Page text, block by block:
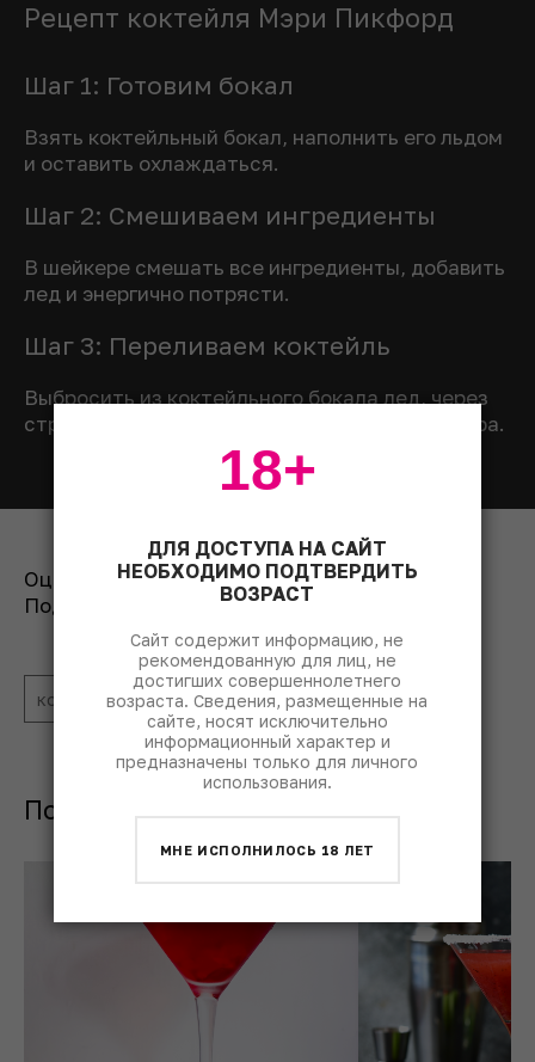
Рецепт коктейля Мэри Пикфорд
Шаг 1: Готовим бокал
Взять коктейльный бокал, наполнить его льдом
и оставить охлаждаться.
Шаг 2: Смешиваем ингредиенты
В шейкере смешать все ингредиенты, добавить
лед и энергично потрясти.
Шаг 3: Переливаем коктейль
Выбросить из коктейльного бокала лед, через
стрейнер перелить в него коктейль из шейкера.
Оценить рецепт:
Поделиться:
коктейли с ромом
Похожие коктейли с ромом
ДЛЯ ДОСТУПА НА САЙТ
НЕОБХОДИМО ПОДТВЕРДИТЬ
ВОЗРАСТ
Сайт содержит информацию, не
рекомендованную для лиц, не
достигших совершеннолетнего
возраста. Сведения, размещенные на
сайте, носят исключительно
информационный характер и
предназначены только для личного
использования.
МНЕ ИСПОЛНИЛОСЬ 18 ЛЕТ
18+